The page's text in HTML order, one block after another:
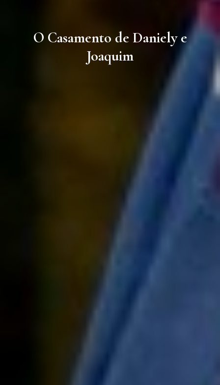
O Casamento de Daniely e
Joaquim